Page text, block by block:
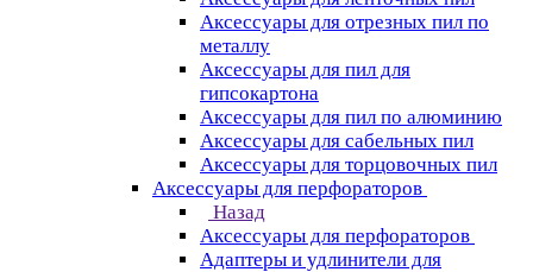
Аксессуары для отрезных пил по
металлу
Аксессуары для пил для
гипсокартона
Аксессуары для пил по алюминию
Аксессуары для сабельных пил
Аксессуары для торцовочных пил
Аксессуары для перфораторов
Назад
Аксессуары для перфораторов
Адаптеры и удлинители для